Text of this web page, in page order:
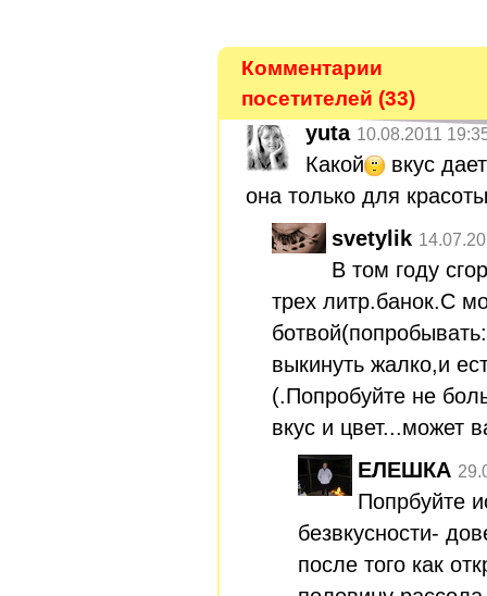
Комментарии
посетителей (33)
yuta 10.08.2011
Какой
вкус
она только для
svetylik
В том году
трех литр.банок.С
выкинуть жалко,и
(.Попробуйте не
вкус и цвет...может
ЕЛЕШКА
Попрбуйте
безвкусности-
после того как